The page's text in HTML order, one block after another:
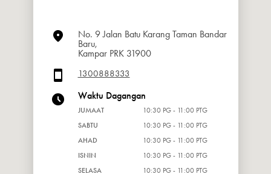
No. 9 Jalan Batu Karang Taman Bandar
Baru,
Kampar PRK 31900
1300888333
Waktu Dagangan
JUMAAT
10:30 PG - 11:00 PTG
SABTU
10:30 PG - 11:00 PTG
AHAD
10:30 PG - 11:00 PTG
ISNIN
10:30 PG - 11:00 PTG
SELASA
10:30 PG - 11:00 PTG